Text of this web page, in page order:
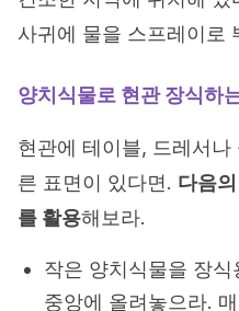
사귀에 물을 스프레이로
양치식물로 현관 장식하
현관에 테이블, 드레서
른 표면이 있다면. 다음
를 활용해보라.
작은 양치식물을 장
중앙에 올려놓으라.